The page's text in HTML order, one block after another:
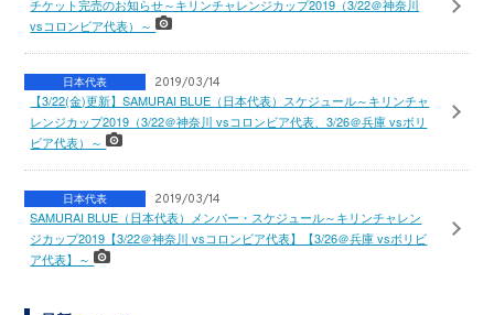
チケット完売のお知らせ～キリンチャレンジカップ2019（3/22＠神奈川
vsコロンビア代表）～
日本代表 2019/03/14
【3/22(金)更新】SAMURAI BLUE（日本代表）スケジュール～キリンチャ
レンジカップ2019（3/22＠神奈川 vsコロンビア代表、3/26＠兵庫 vsボリ
ビア代表）～
日本代表 2019/03/14
SAMURAI BLUE（日本代表）メンバー・スケジュール～キリンチャレン
ジカップ2019【3/22＠神奈川 vsコロンビア代表】【3/26＠兵庫 vsボリビ
ア代表】～